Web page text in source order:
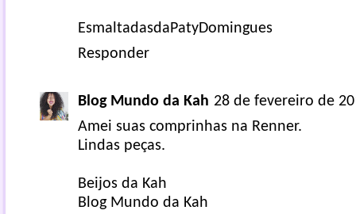
EsmaltadasdaPatyDomingues
Responder
Blog Mundo da Kah 28 de fevereiro de
Amei suas comprinhas na Renner.
Lindas peças.
Beijos da Kah
Blog Mundo da Kah